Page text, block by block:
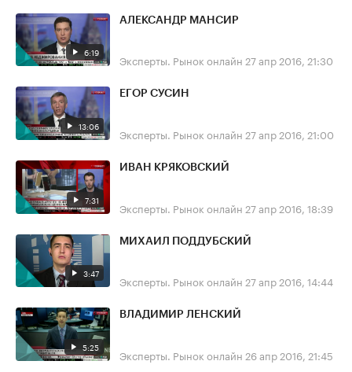
6:19
АЛЕКСАНДР МАНСИР
Эксперты. Рынок онлайн 27 апр 2016, 21:30
13:06
ЕГОР СУСИН
Эксперты. Рынок онлайн 27 апр 2016, 21:00
7:31
ИВАН КРЯКОВСКИЙ
Эксперты. Рынок онлайн 27 апр 2016, 18:39
3:47
МИХАИЛ ПОДДУБСКИЙ
Эксперты. Рынок онлайн 27 апр 2016, 14:44
5:25
ВЛАДИМИР ЛЕНСКИЙ
Эксперты. Рынок онлайн 26 апр 2016, 21:45